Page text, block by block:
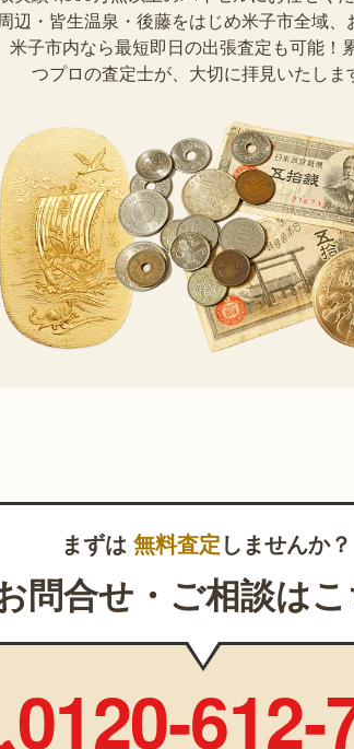
辺・皆生温泉・後藤をはじめ米子市全域、
米子市内なら最短即日の出張査定も可能！
つプロの査定士が、大切に拝見いたしま
まずは 無料査定しませんか？
問合せ・ご相談は
0120-612-